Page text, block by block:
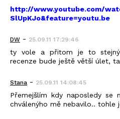
http://www.youtube.com/
SlUpKJo&feature=youtu.be
DW - 25.09.11 17:29:46
ty vole a přitom je to stejný
recenze bude ještě větší úlet,
Stana - 25.09.11 14:08:45
Přemejšlím kdy naposledy
chválenýho mě nebavilo.. tohle